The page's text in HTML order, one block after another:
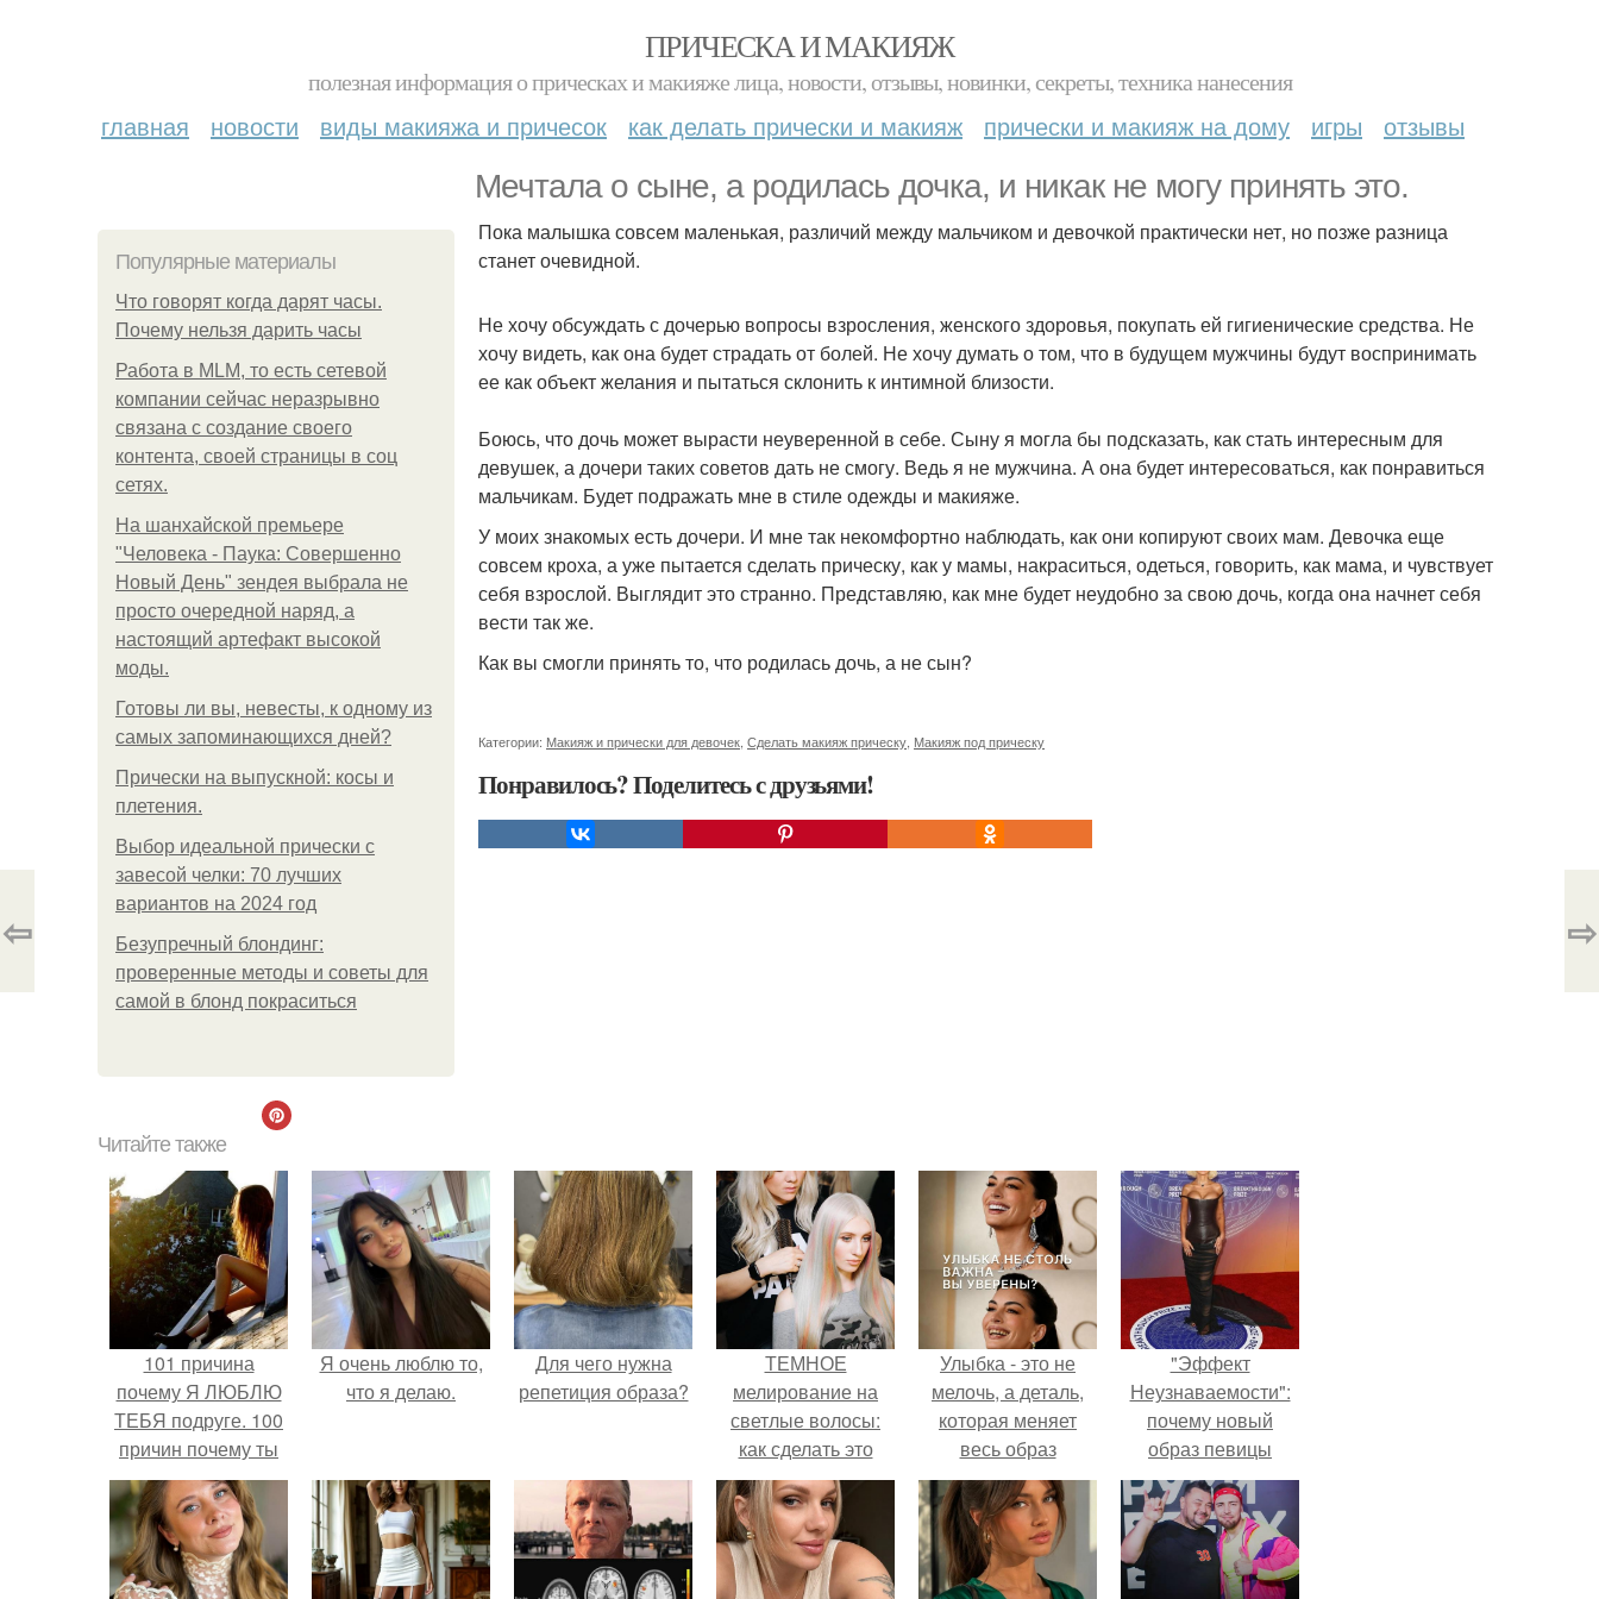
ПРИЧЕСКА И МАКИЯЖ
полезная информация о прическах и макияже лица, новости, отзывы, новинки, секреты, техника нанесения
главная новости виды макияжа и причесок как делать прически и макияж прически и макияж на дому игры отзывы
Мечтала о сыне, а родилась дочка, и никак не могу принять это.
Популярные материалы
Что говорят когда дарят часы.
Почему нельзя дарить часы
Работа в MLM, то есть сетевой
компании сейчас неразрывно
связана с создание своего
контента, своей страницы в соц
сетях.
На шанхайской премьере
"Человека - Паука: Совершенно
Новый День" зендея выбрала не
просто очередной наряд, а
настоящий артефакт высокой
моды.
Готовы ли вы, невесты, к одному из
самых запоминающихся дней?
Прически на выпускной: косы и
плетения.
Выбор идеальной прически с
завесой челки: 70 лучших
вариантов на 2024 год
Безупречный блондинг:
проверенные методы и советы для
самой в блонд покраситься
Пока малышка совсем маленькая, различий между мальчиком и девочкой практически нет, но позже разница
станет очевидной.
Не хочу обсуждать с дочерью вопросы взросления, женского здоровья, покупать ей гигиенические средства. Не
хочу видеть, как она будет страдать от болей. Не хочу думать о том, что в будущем мужчины будут воспринимать
ее как объект желания и пытаться склонить к интимной близости.
Боюсь, что дочь может вырасти неуверенной в себе. Сыну я могла бы подсказать, как стать интересным для
девушек, а дочери таких советов дать не смогу. Ведь я не мужчина. А она будет интересоваться, как понравиться
мальчикам. Будет подражать мне в стиле одежды и макияже.
У моих знакомых есть дочери. И мне так некомфортно наблюдать, как они копируют своих мам. Девочка еще
совсем кроха, а уже пытается сделать прическу, как у мамы, накраситься, одеться, говорить, как мама, и чувствует
себя взрослой. Выглядит это странно. Представляю, как мне будет неудобно за свою дочь, когда она начнет себя
вести так же.
Как вы смогли принять то, что родилась дочь, а не сын?
Категории: Макияж и прически для девочек Сделать макияж прическу Макияж под прическу
Понравилось? Поделитесь с друзьями!
⇦ ⇨
Читайте также
101 причина
почему Я ЛЮБЛЮ
ТЕБЯ подруге. 100
причин почему ты
моя лучшая
подруга.
Я очень люблю то,
что я делаю.
Для чего нужна
репетиция образа?
ТЕМНОЕ
мелирование на
светлые волосы:
как сделать это
правильно
Улыбка - это не
мелочь, а деталь,
которая меняет
весь образ
человека.
"Эффект
Неузнаваемости":
почему новый
образ певицы
вызвал споры о
гранях
возможного?